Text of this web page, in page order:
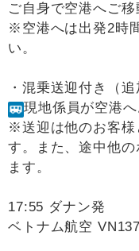
ご自身で空港へご移
※空港へは出発2時
い。
・混乗送迎付き（追
現地係員が空港へ
※送迎は他のお客様
す。また、途中他
ます。
17:55 ダナン発
ベトナム航空